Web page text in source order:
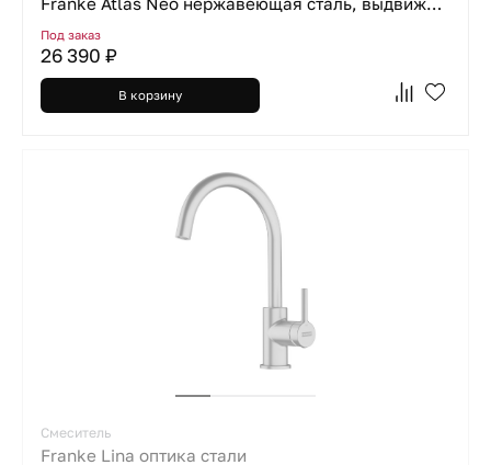
Под заказ
26 390 ₽
В корзину
Смеситель
Franke Lina оптика стали